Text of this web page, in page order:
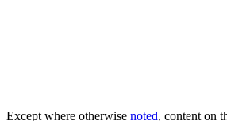
Except where otherwise noted, content on